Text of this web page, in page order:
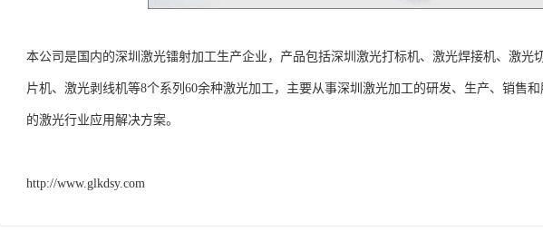
本公司是国内的深圳激光镭射加工生产企业，产品包括深圳激光打标机、激光焊接机、激光
片机、激光剥线机等8个系列60余种激光加工，主要从事深圳激光加工的研发、生产、销售
的激光行业应用解决方案。
http://www.glkdsy.com